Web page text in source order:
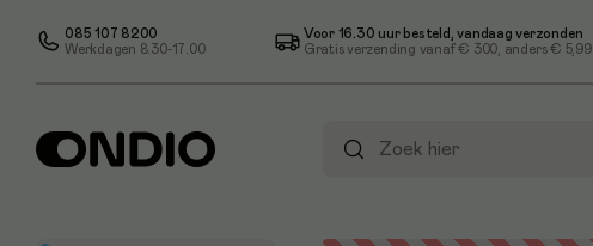
085 107 8200
Werkdagen 8.30-17.00
Voor 16.30 uur besteld, vandaag verzonden
Gratis verzending vanaf€ 300 , anders € 5,99